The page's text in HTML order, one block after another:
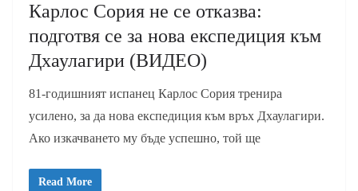
Карлос Сория не се отказва:
подготвя се за нова експедиция към
Дхаулагири (ВИДЕО)
81-годишният испанец Карлос Сория тренира
усилено, за да нова експедиция към връх Дхаулагири.
Ако изкачването му бъде успешно, той ще
Read More